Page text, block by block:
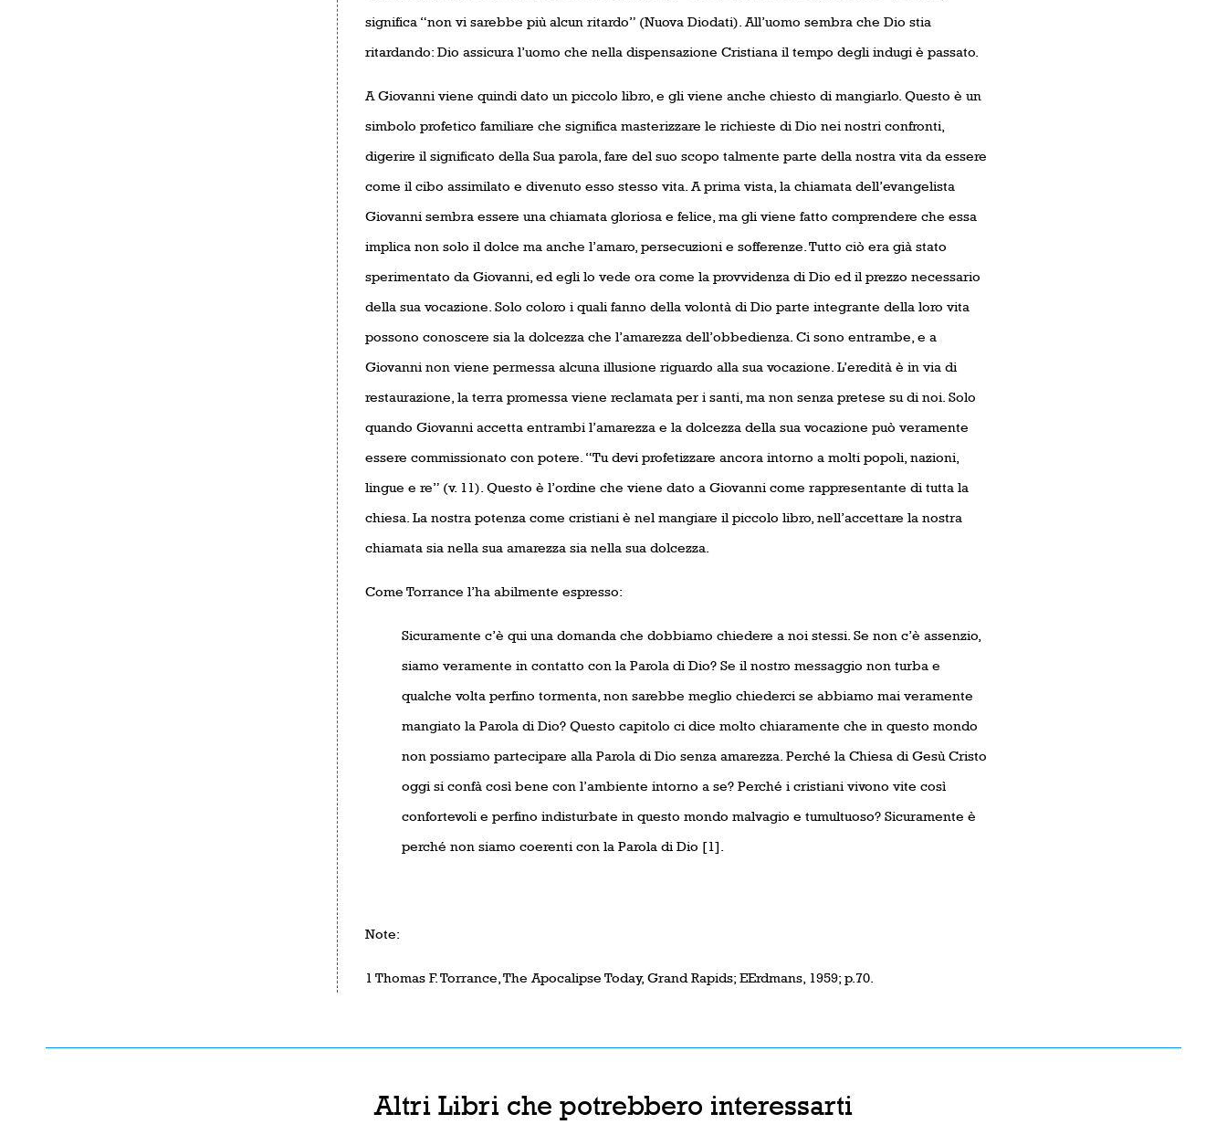
significa “non vi sarebbe più alcun ritardo” (Nuova Diodati). All’uomo sembra che Dio stia
ritardando: Dio assicura l’uomo che nella dispensazione Cristiana il tempo degli indugi è passato.
A Giovanni viene quindi dato un piccolo libro, e gli viene anche chiesto di mangiarlo. Questo è un
simbolo profetico familiare che significa masterizzare le richieste di Dio nei nostri confronti,
digerire il significato della Sua parola, fare del suo scopo talmente parte della nostra vita da essere
come il cibo assimilato e divenuto esso stesso vita. A prima vista, la chiamata dell’evangelista
Giovanni sembra essere una chiamata gloriosa e felice, ma gli viene fatto comprendere che essa
implica non solo il dolce ma anche l’amaro, persecuzioni e sofferenze. Tutto ciò era già stato
sperimentato da Giovanni, ed egli lo vede ora come la provvidenza di Dio ed il prezzo necessario
della sua vocazione. Solo coloro i quali fanno della volontà di Dio parte integrante della loro vita
possono conoscere sia la dolcezza che l’amarezza dell’obbedienza. Ci sono entrambe, e a
Giovanni non viene permessa alcuna illusione riguardo alla sua vocazione. L’eredità è in via di
restaurazione, la terra promessa viene reclamata per i santi, ma non senza pretese su di noi. Solo
quando Giovanni accetta entrambi l’amarezza e la dolcezza della sua vocazione può veramente
essere commissionato con potere. “Tu devi profetizzare ancora intorno a molti popoli, nazioni,
lingue e re” (v. 11). Questo è l’ordine che viene dato a Giovanni come rappresentante di tutta la
chiesa. La nostra potenza come cristiani è nel mangiare il piccolo libro, nell’accettare la nostra
chiamata sia nella sua amarezza sia nella sua dolcezza.
Come Torrance l’ha abilmente espresso:
Sicuramente c’è qui una domanda che dobbiamo chiedere a noi stessi. Se non c’è assenzio,
siamo veramente in contatto con la Parola di Dio? Se il nostro messaggio non turba e
qualche volta perfino tormenta, non sarebbe meglio chiederci se abbiamo mai veramente
mangiato la Parola di Dio? Questo capitolo ci dice molto chiaramente che in questo mondo
non possiamo partecipare alla Parola di Dio senza amarezza. Perché la Chiesa di Gesù Cristo
oggi si confà così bene con l’ambiente intorno a se? Perché i cristiani vivono vite così
confortevoli e perfino indisturbate in questo mondo malvagio e tumultuoso? Sicuramente è
perché non siamo coerenti con la Parola di Dio [1].
Note:
1 Thomas F. Torrance, The Apocalipse Today, Grand Rapids; EErdmans, 1959; p.70.
Altri Libri che potrebbero interessarti